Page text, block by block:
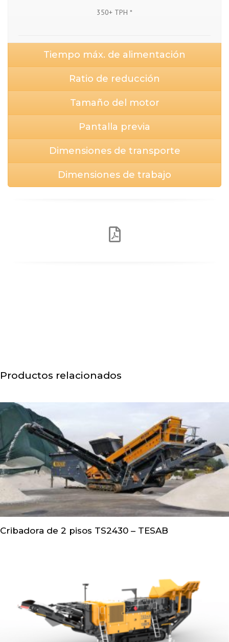
350+ TPH *
Tiempo máx. de alimentación
Ratio de reducción
Tamaño del motor
Pantalla previa
Dimensiones de transporte
Dimensiones de trabajo
Productos relacionados
Cribadora de 2 pisos TS2430 – TESAB